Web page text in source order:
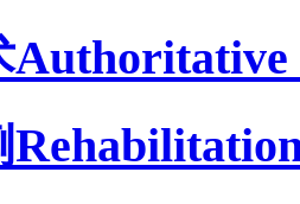
Authoritative